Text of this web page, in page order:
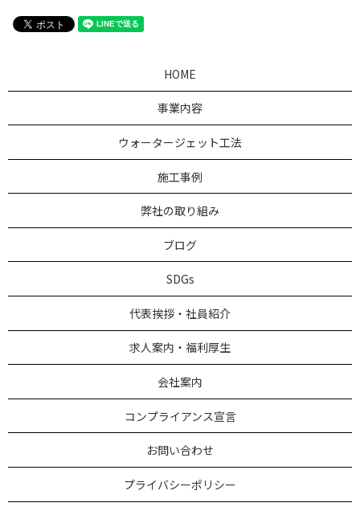
HOME
事業内容
ウォータージェット工法
施工事例
弊社の取り組み
ブログ
SDGs
代表挨拶・社員紹介
求人案内・福利厚生
会社案内
コンプライアンス宣言
お問い合わせ
プライバシーポリシー